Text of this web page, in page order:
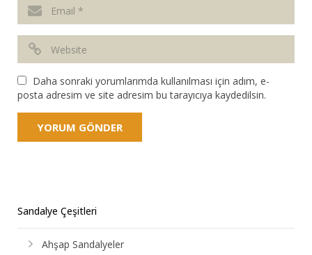
Daha sonraki yorumlarımda kullanılması için adım, e-
posta adresim ve site adresim bu tarayıcıya kaydedilsin.
Sandalye Çeşitleri
Ahşap Sandalyeler